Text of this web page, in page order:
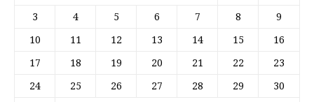
3 4 5 6 7 8 9
10 11 12 13 14 15 16
17 18 19 20 21 22 23
24 25 26 27 28 29 30